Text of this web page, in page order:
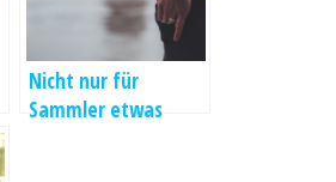
Nicht nur für
Sammler etwas